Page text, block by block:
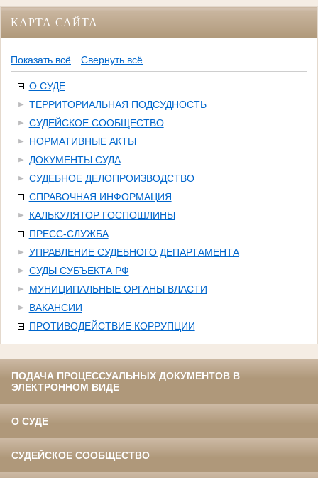
КАРТА САЙТА
Показать всё Свернуть всё
О СУДЕ
ТЕРРИТОРИАЛЬНАЯ ПОДСУДНОСТЬ
СУДЕЙСКОЕ СООБЩЕСТВО
НОРМАТИВНЫЕ АКТЫ
ДОКУМЕНТЫ СУДА
СУДЕБНОЕ ДЕЛОПРОИЗВОДСТВО
СПРАВОЧНАЯ ИНФОРМАЦИЯ
КАЛЬКУЛЯТОР ГОСПОШЛИНЫ
ПРЕСС-СЛУЖБА
УПРАВЛЕНИЕ СУДЕБНОГО ДЕПАРТАМЕНТА
СУДЫ СУБЪЕКТА РФ
МУНИЦИПАЛЬНЫЕ ОРГАНЫ ВЛАСТИ
ВАКАНСИИ
ПРОТИВОДЕЙСТВИЕ КОРРУПЦИИ
ПОДАЧА ПРОЦЕССУАЛЬНЫХ ДОКУМЕНТОВ В
ЭЛЕКТРОННОМ ВИДЕ
О СУДЕ
СУДЕЙСКОЕ СООБЩЕСТВО